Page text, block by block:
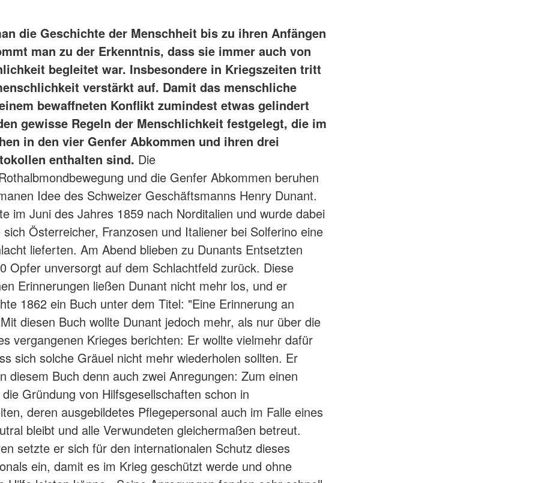
die Geschichte der Menschheit bis zu ihren Anfängen
man zu der Erkenntnis, dass sie immer auch von
begleitet war. Insbesondere in Kriegszeiten tritt
verstärkt auf. Damit das menschliche
bewaffneten Konflikt zumindest etwas gelindert
gewisse Regeln der Menschlichkeit festgelegt, die im
in den vier Genfer Abkommen und ihren drei
enthalten sind. Die
und die Genfer Abkommen beruhen
Idee des Schweizer Geschäftsmanns Henry Dunant.
im Juni des Jahres 1859 nach Norditalien und wurde dabei
Österreicher, Franzosen und Italiener bei Solferino eine
lieferten. Am Abend blieben zu Dunants Entsetzten
Opfer unversorgt auf dem Schlachtfeld zurück. Diese
Erinnerungen ließen Dunant nicht mehr los, und er
1862 ein Buch unter dem Titel: "Eine Erinnerung an
diesen Buch wollte Dunant jedoch mehr, als nur über die
vergangenen Krieges berichten: Er wollte vielmehr dafür
sich solche Gräuel nicht mehr wiederholen sollten. Er
diesem Buch denn auch zwei Anregungen: Zum einen
Gründung von Hilfsgesellschaften schon in
deren ausgebildetes Pflegepersonal auch im Falle eines
bleibt und alle Verwundeten gleichermaßen betreut.
setzte er sich für den internationalen Schutz dieses
ein, damit es im Krieg geschützt werde und ohne